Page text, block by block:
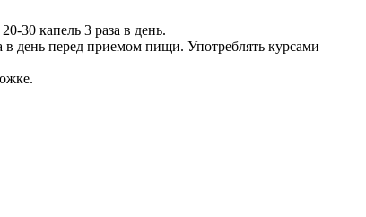
30 капель 3 раза в день.
в день перед приемом пищи. Употреблять курсами